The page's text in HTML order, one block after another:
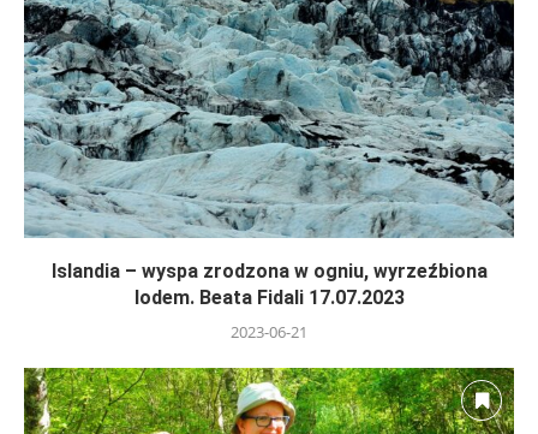
Islandia – wyspa zrodzona w ogniu, wyrzeźbiona
lodem. Beata Fidali 17.07.2023
2023-06-21